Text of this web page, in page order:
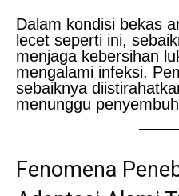
Dalam kondisi bekas
lecet seperti ini,
menjaga kebersihan
mengalami infeksi.
sebaiknya
menunggu
Fenomena